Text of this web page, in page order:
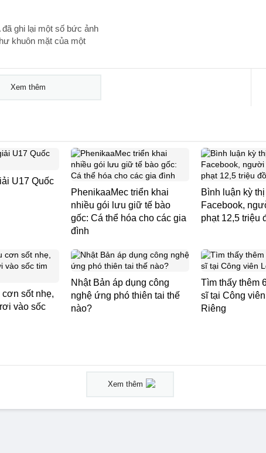
ghi lại một số bức ảnh
khuôn mặt của một
Xem thêm
U17 Quốc
PhenikaaMec triển khai
nhiều gói lưu giữ tế bào
gốc: Cá thể hóa cho các gia
đình
Bình luận kỳ
Facebook,
phạt 12,5 triệu
sốt nhẹ,
vào sốc
Nhật Bản áp dụng công
nghệ ứng phó thiên tai thế
nào?
Tìm thấy thêm
sĩ tại Công
Riêng
Xem thêm